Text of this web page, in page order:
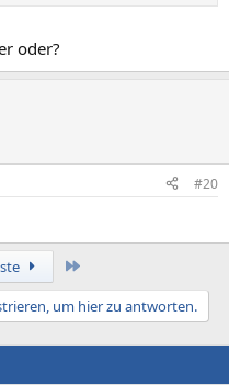
oder?
#20
um hier zu antworten.